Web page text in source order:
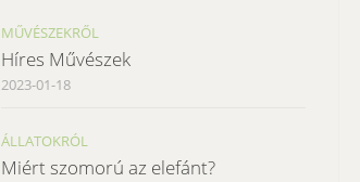
MŰVÉSZEKRŐL
Híres Művészek
2023-01-18
ÁLLATOKRÓL
Miért szomorú az elefánt?